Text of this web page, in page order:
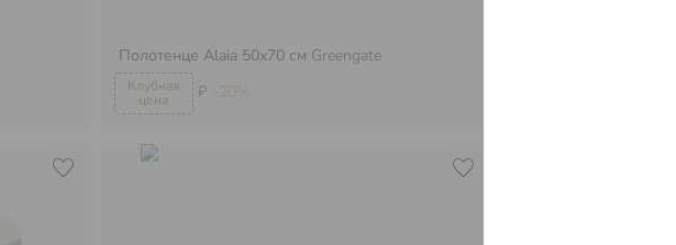
₽ -20%
Полотенце Alaia 50х70 см Greengate